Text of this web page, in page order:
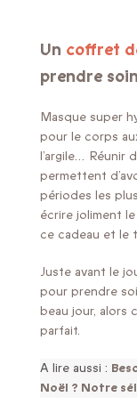
Un coffret
prendre
Masque super
pour le corps
l’argile… Réunir
permettent
périodes les
écrire joliment
ce cadeau et le
Juste avant le
pour prendre
beau jour, alors
parfait.
A lire aussi :
Noël ? Notre